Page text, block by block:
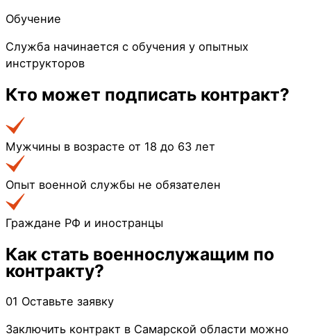
Обучение
Служба начинается с обучения у опытных
инструкторов
Кто может подписать контракт?
Мужчины в возрасте от 18 до 63 лет
Опыт военной службы не обязателен
Граждане РФ и иностранцы
Как стать военнослужащим по
контракту?
01 Оставьте заявку
Заключить контракт в Самарской области можно